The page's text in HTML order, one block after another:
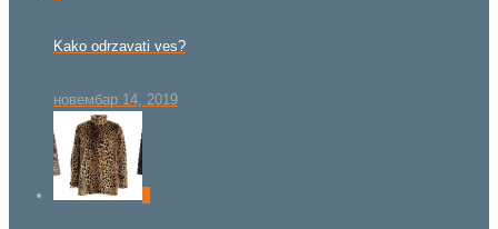
Kako odrzavati ves?
новембар 14, 2019